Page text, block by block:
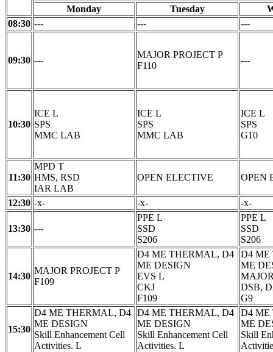
Monday
Tuesday
08:30 --- --- ---
09:30 ---
MAJOR PROJECT P
F110
---
10:30
ICE L
SPS
MMC LAB
ICE L
SPS
MMC LAB
ICE L
SPS
G10
11:30
MPD T
HMS, RSD
IAR LAB
OPEN ELECTIVE OPEN
12:30 -x- -x- -x-
13:30 ---
PPE L
SSD
S206
PPE L
SSD
S206
14:30
MAJOR PROJECT P
F109
D4 ME THERMAL, D4
ME DESIGN
EVS L
CKJ
F109
D4 ME
ME
DSB,
G9
15:30
D4 ME THERMAL, D4
ME DESIGN
Skill Enhancement Cell
Activities. L
D4 ME THERMAL, D4
ME DESIGN
Skill Enhancement Cell
Activities. L
D4 ME
ME
Skill